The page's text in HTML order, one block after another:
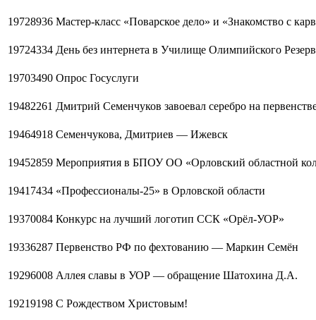
19728936 Мастер-класс «Поварское дело» и «Знакомство с
19724334 День без интернета в Училище Олимпийского
19703490 Опрос Госуслуги
19482261 Дмитрий Семенчуков завоевал серебро на
19464918 Семенчукова, Дмитриев — Ижевск
19452859 Мероприятия в БПОУ ОО «Орловский областной
19417434 «Профессионалы-25» в Орловской области
19370084 Конкурс на лучший логотип ССК «Орёл-УОР»
19336287 Первенство РФ по фехтованию — Маркин Семён
19296008 Аллея славы в УОР — обращение Шатохина Д.А.
19219198 С Рождеством Христовым!